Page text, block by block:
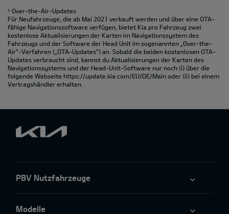
⁵ Over-the-Air-Updates
Für Neufahrzeuge, die ab Mai 2021 verkauft werden und über eine OTA-
fähige Navigationssoftware verfügen, bietet Kia pro Fahrzeug zwei
kostenlose Aktualisierungen der Karten im Navigationssystem des
Fahrzeugs und der Software der Head Unit im sogenannten „Over-the-
Air“-Verfahren („OTA-Updates“) an. Sobald die beiden kostenlosen OTA-
Updates verbraucht sind, kannst du Aktualisierungen der Karten des
Navigationssystems und der Head-Unit-Software nur noch (i) über die
folgende Webseite https://update.kia.com/EU/DE/Main oder (ii) bei einem
Vertragshändler erhalten.
PBV Nutzfahrzeuge
Modelle